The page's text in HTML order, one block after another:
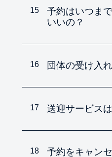
15
予約はいつま
いいの？
16 団体の受け入
17 送迎サービス
18 予約をキャン